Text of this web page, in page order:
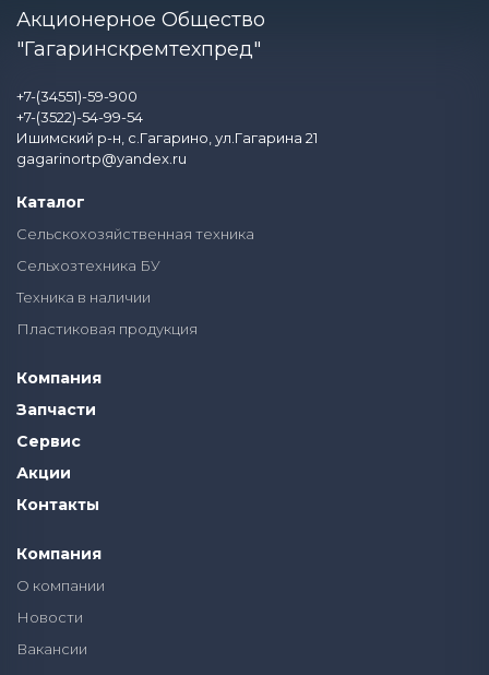
Акционерное Общество
"Гагаринскремтехпред"
+7-(34551)-59-900
+7-(3522)-54-99-54
Ишимский р-н, с.Гагарино, ул.Гагарина 21
gagarinortp@yandex.ru
Каталог
Сельскохозяйственная техника
Сельхозтехника БУ
Техника в наличии
Пластиковая продукция
Компания
Запчасти
Сервис
Акции
Контакты
Компания
О компании
Новости
Вакансии